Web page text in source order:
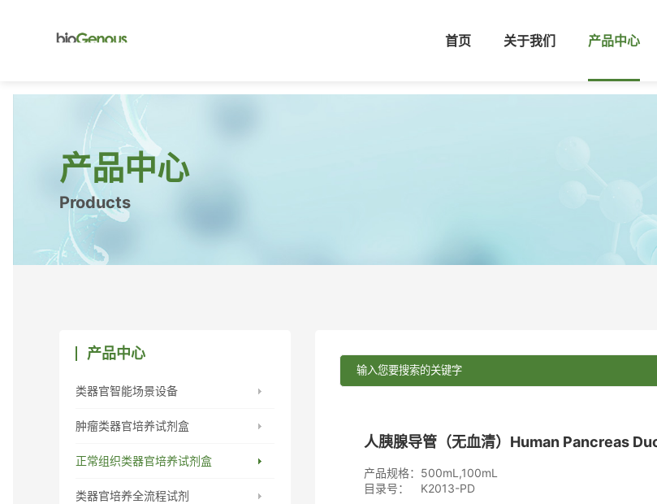
首页 关于我们 产品中心
产品中心
Products
产品中心
类器官智能场景设备
肿瘤类器官培养试剂盒
正常组织类器官培养试剂盒
类器官培养全流程试剂
产品规格： 500mL,100mL
目录号：
K2013-PD